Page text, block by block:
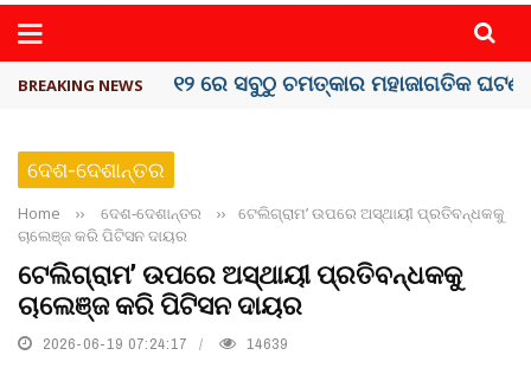
BREAKING NEWS କେରଳରେ ‘ରାଟ୍ ଫିଭର୍’ ଆତଙ୍କ, ୫୮ ମୃତ
ଦେଶ-ଦେଶାନ୍ତର
Home ›› ଦେଶ-ଦେଶାନ୍ତର ››
ଟେଲିଗ୍ରାମ’ ଉପରେ ଅସ୍ଥାୟୀ ପ୍ରତିବନ୍ଧକକୁ
ଚାଲେଞ୍ଜ କରି ପିଟିସନ ଦାୟର
ଟେଲିଗ୍ରାମ’ ଉପରେ ଅସ୍ଥାୟୀ ପ୍ରତିବନ୍ଧକକୁ
ଚାଲେଞ୍ଜ କରି ପିଟିସନ ଦାୟର
2026-06-19 07:24:17 14639